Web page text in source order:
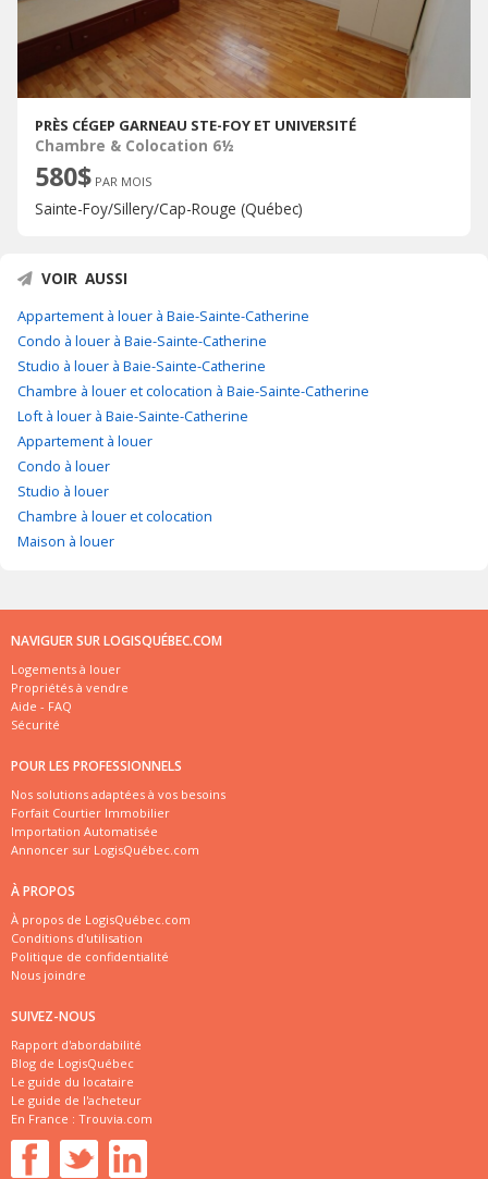
PRÈS CÉGEP GARNEAU STE-FOY ET UNIVERSITÉ
Chambre & Colocation 6½
580$ PAR MOIS
Sainte-Foy/Sillery/Cap-Rouge (Québec)
VOIR AUSSI
Appartement à louer à Baie-Sainte-Catherine
Condo à louer à Baie-Sainte-Catherine
Studio à louer à Baie-Sainte-Catherine
Chambre à louer et colocation à Baie-Sainte-Catherine
Loft à louer à Baie-Sainte-Catherine
Appartement à louer
Condo à louer
Studio à louer
Chambre à louer et colocation
Maison à louer
NAVIGUER SUR LOGISQUÉBEC.COM
Logements à louer
Propriétés à vendre
Aide - FAQ
Sécurité
POUR LES PROFESSIONNELS
Nos solutions adaptées à vos besoins
Forfait Courtier Immobilier
Importation Automatisée
Annoncer sur LogisQuébec.com
À PROPOS
À propos de LogisQuébec.com
Conditions d'utilisation
Politique de confidentialité
Nous joindre
SUIVEZ-NOUS
Rapport d'abordabilité
Blog de LogisQuébec
Le guide du locataire
Le guide de l'acheteur
En France : Trouvia.com